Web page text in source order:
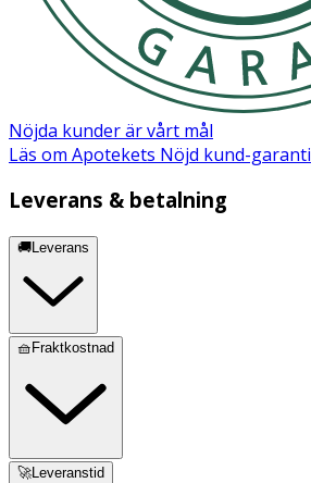
Nöjda kunder är vårt mål
Läs om Apotekets Nöjd kund-garanti
Leverans & betalning
🚚Leverans
🧺Fraktkostnad
🚀Leveranstid